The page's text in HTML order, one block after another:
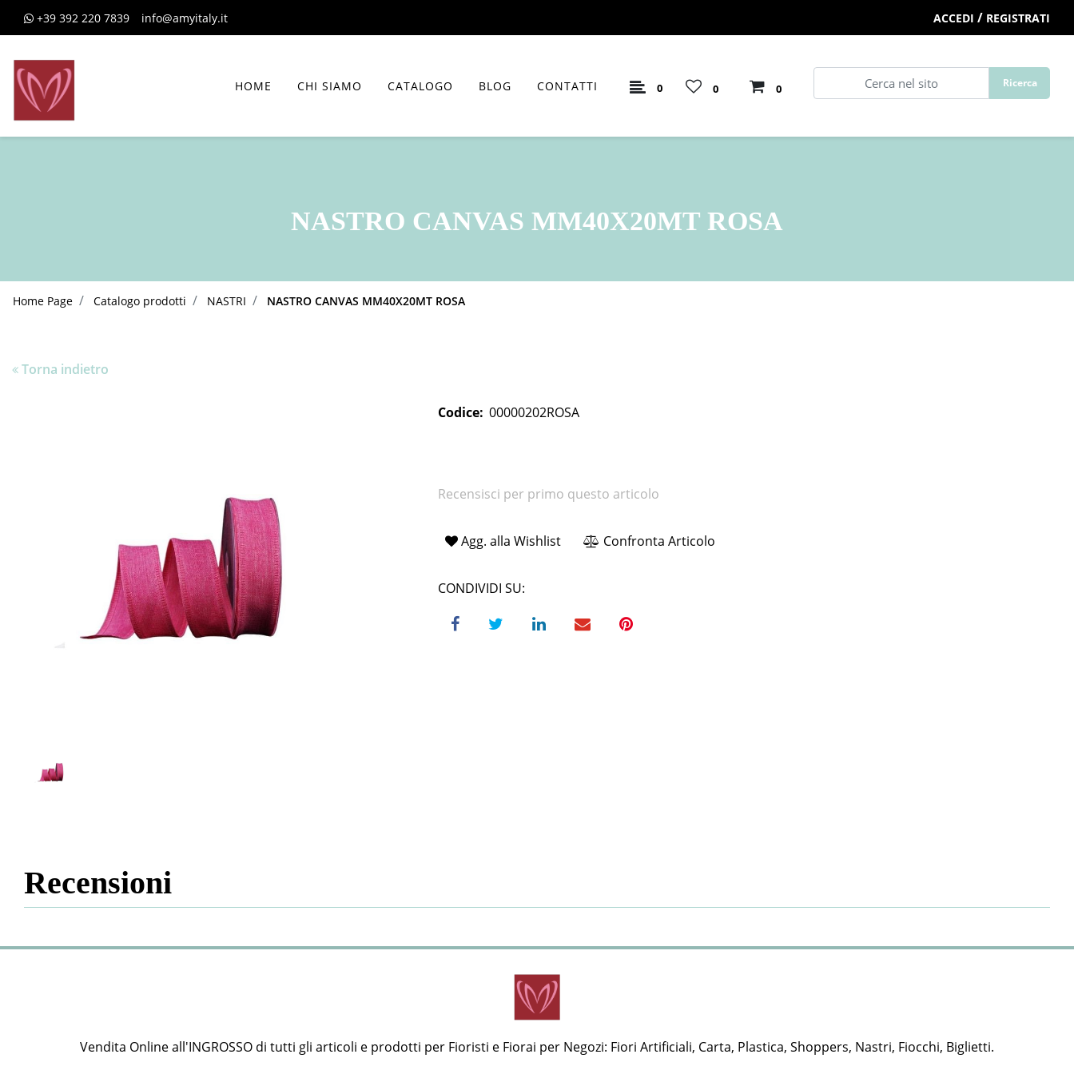
+39 392 220 7839 info@amyitaly.it ACCEDI / REGISTRATI
HOME CHI SIAMO CATALOGO BLOG CONTATTI 0 0 0
NASTRO CANVAS MM40X20MT ROSA
Home Page Catalogo prodotti NASTRI NASTRO CANVAS MM40X20MT ROSA
Torna indietro
Codice: 00000202ROSA
Recensisci per primo questo articolo
Agg. alla Wishlist Confronta Articolo
CONDIVIDI SU:
Recensioni
Vendita Online all'INGROSSO di tutti gli articoli e prodotti per Fioristi e Fiorai per Negozi: Fiori Artificiali, Carta, Plastica, Shoppers, Nastri, Fiocchi, Biglietti.